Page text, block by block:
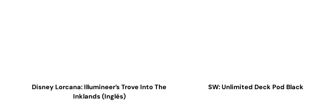
Disney Lorcana: Illumineer’s Trove Into The
Inklands (Inglés)
SW: Unlimited Deck Pod Black